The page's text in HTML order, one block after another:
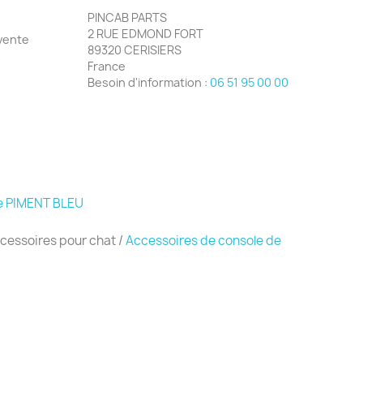
PINCAB PARTS
2 RUE EDMOND FORT
89320 CERISIERS
France
Besoin d'information : 06 51 95 00 00
BLEU
pour chat/Accessoires de console de